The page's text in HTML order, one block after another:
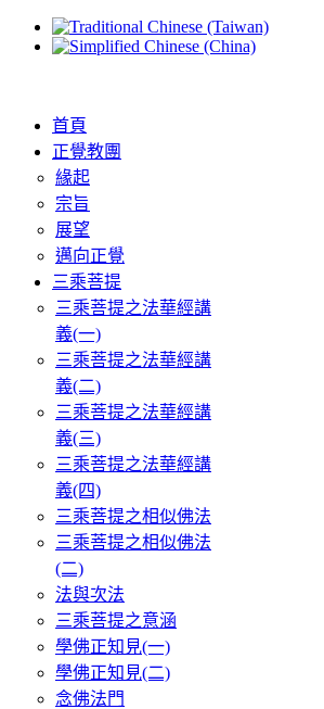
首頁
正覺教團
緣起
宗旨
展望
邁向正覺
三乘菩提
三乘菩提之法華經講
義(一)
三乘菩提之法華經講
義(二)
三乘菩提之法華經講
義(三)
三乘菩提之法華經講
義(四)
三乘菩提之相似佛法
三乘菩提之相似佛法
(二)
法與次法
三乘菩提之意涵
學佛正知見(一)
學佛正知見(二)
念佛法門